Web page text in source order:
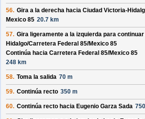
56. Gira a la derecha hacia Ciudad Victoria-
Mexico 85 20.7 km
57. Gira ligeramente a la izquierda para continuar
Hidalgo/Carretera Federal 85/Mexico 85
Continúa hacia Carretera Federal 85/Mexico 85
248 km
58. Toma la salida 70 m
59. Continúa recto 350 m
60. Continúa recto hacia Eugenio Garza Sada